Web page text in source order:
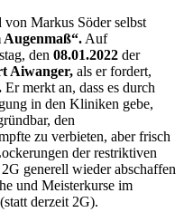
von Markus Söder selbst
Augenmaß“. Auf
den 08.01.2022 der
Aiwanger, als er fordert,
Er merkt an, dass es durch
in den Kliniken gebe,
den
zu verbieten, aber frisch
der restriktiven
generell wieder abschaffen
und Meisterkurse im
derzeit 2G).